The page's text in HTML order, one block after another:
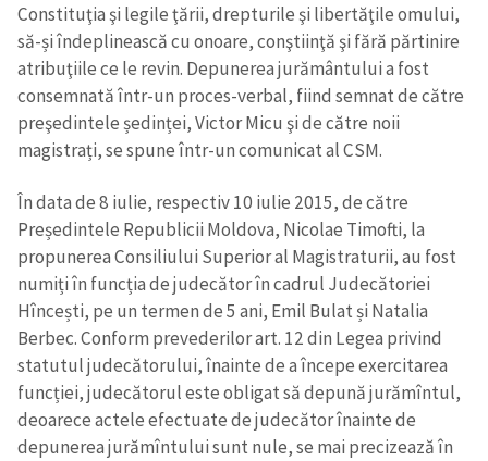
Constituţia şi legile ţării, drepturile şi libertăţile omului,
să-și îndeplinească cu onoare, conştiinţă şi fără părtinire
atribuţiile ce le revin. Depunerea jurământului a fost
consemnată într-un proces-verbal, fiind semnat de către
preşedintele ședinței, Victor Micu şi de către noii
magistrați, se spune într-un comunicat al CSM.
În data de 8 iulie, respectiv 10 iulie 2015, de către
Președintele Republicii Moldova, Nicolae Timofti, la
propunerea Consiliului Superior al Magistraturii, au fost
numiți în funcția de judecător în cadrul Judecătoriei
Hîncești, pe un termen de 5 ani, Emil Bulat și Natalia
Berbec. Conform prevederilor art. 12 din Legea privind
statutul judecătorului, înainte de a începe exercitarea
funcției, judecătorul este obligat să depună jurămîntul,
deoarece actele efectuate de judecător înainte de
depunerea jurămîntului sunt nule, se mai precizează în